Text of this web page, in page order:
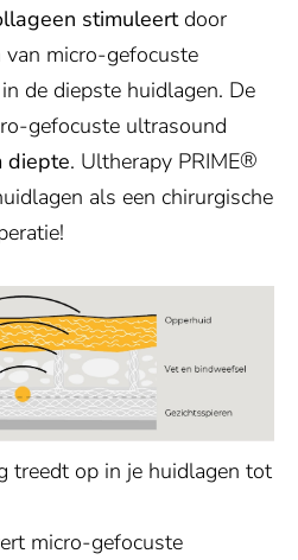
stimuleertdoor
micro-gefocuste
de diepste huidlagen. De
gefocuste ultrasound
diepte. Ultherapy PRIME®
als een chirurgische
treedt op in je huidlagen tot
micro-gefocuste